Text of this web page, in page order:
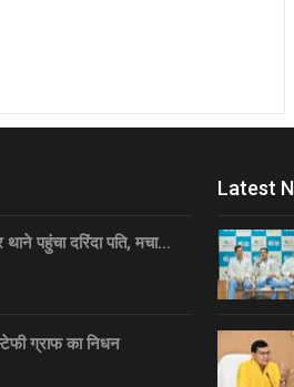
पहुंचा दरिंदा पति, मचा…
ग्राफ का निधन
Latest